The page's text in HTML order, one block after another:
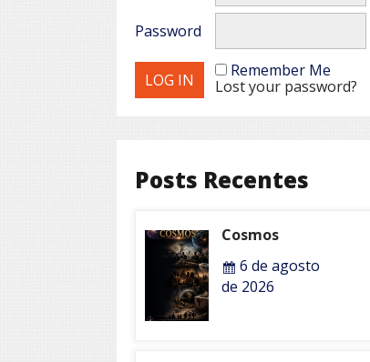
Password
Remember Me
Lost your password?
Posts Recentes
Cosmos
6 de agosto
de 2026